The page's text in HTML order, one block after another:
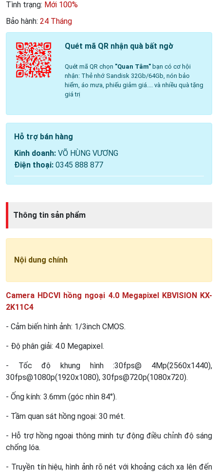
Tình trạng: Mới 100%
Bảo hành: 24 Tháng
Quét mã QR nhận quà bất ngờ
Quét mã QR chọn "Quan Tâm"bạn có cơ hội
nhận: Thẻ nhớ Sandisk 32Gb/64Gb, nón bảo
hiểm, áo mưa, phiếu giảm giá.... và nhiều quà tặng
giá trị
Hỗ trợ bán hàng
Kinh doanh: VÕ HÙNG VƯƠNG
Điện thoại: 0345 888 877
Thông tin sản phẩm
Nội dung chính
Camera HDCVI hồng ngoại 4.0 Megapixel KBVISION KX-
2K11C4
- Cảm biến hình ảnh: 1/3inch CMOS.
- Độ phân giải: 4.0 Megapixel.
- Tốc độ khung hình :30fps@ 4Mp(2560x1440),
30fps@1080p(1920x1080), 30fps@720p(1080x720).
- Ống kính: 3.6mm (góc nhìn 84°).
- Tầm quan sát hồng ngoại: 30 mét.
- Hỗ trợ hồng ngoại thông minh tự động điều chỉnh độ sáng
chống lóa.
- Truyền tín hiệu, hình ảnh rõ nét với khoảng cách xa lên đến